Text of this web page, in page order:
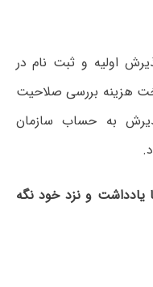
اولیه و ثبت نام در
هزینه بررسی صلاحیت
به حساب سازمان
یادداشت و نزد خود نگه